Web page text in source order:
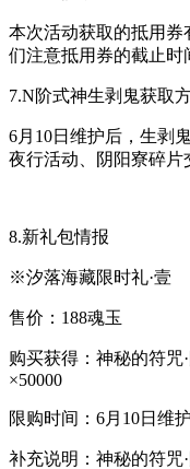
本次活动获取的抵用券
们注意抵用券的截止时
7.N阶式神生剥鬼获取
6月10日维护后，生剥
夜行活动、阴阳寮碎片
8.新礼包情报
※汐落海藏限时礼·壹
售价：188魂玉
购买获得：神秘的符咒
×50000
限购时间：6月10日维
补充说明：神秘的符咒